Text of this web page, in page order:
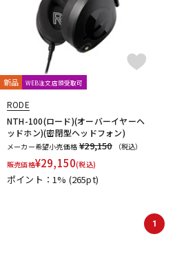
新品 WEB注文店頭受取可
RODE
NTH-100(ロード)(オーバーイヤーヘ
ッドホン)(密閉型ヘッドフォン)
メーカー希望小売価格 ¥29,150
（税込）
販売価格¥29,150(税込)
ポイント：1% (265pt)
1